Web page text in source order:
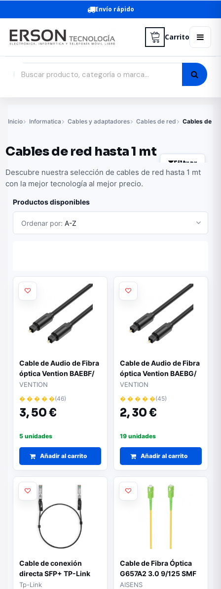
Envío rápido
Carrito
Inicio Informatica Cables y adaptadores Cables de red Cables de
Cables de red hasta 1 mt
Filtrar
Descubre nuestra selección de cables de red hasta 1 mt
con la mejor tecnología al mejor precio.
Productos disponibles
Ordenar por: A-Z
Cable de Audio de Fibra
óptica Vention BAEBF/
1m/ Negro
VENTION
� � � � �(46)
3,50 €
5 unidades
Añadir al carrito
Cable de Audio de Fibra
óptica Vention BAEBG/
1.5m/ Negro
VENTION
� � � � �(45)
2,30 €
19 unidades
Añadir al carrito
Cable de conexión
directa SFP+ TP-Link
TL-SM5220-1M/ 10G/
Tp-Link
Cable de Fibra Óptica
G657A2 3.0 9/125 SMF
Aisens A152-0979/
AISENS